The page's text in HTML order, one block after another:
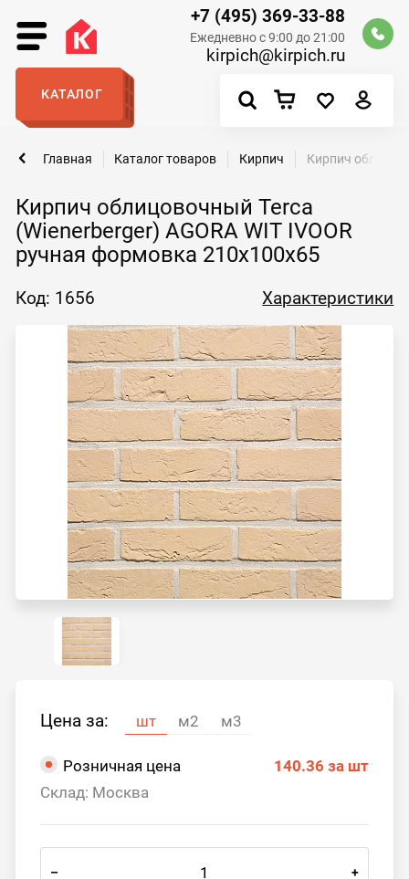
+7 (495) 369-33-88
Ежедневно с 9:00 до 21:00
kirpich@kirpich.ru
КАТАЛОГ
Кирпич облицовочный Terca
(Wienerberger) AGORA WIT IVOOR
ручная формовка 210х100х65
Главная Каталог товаров Кирпич Кирпич
Код: 1656 Характеристики
Цена за: шт м2 м3
Розничная цена 140.36 за шт
Склад: Москва
– +